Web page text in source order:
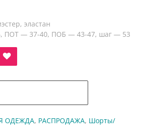
руб..
5,00 руб..
эластан
ПОТ — 37-40, ПОБ — 43-47, шаг — 53
ОДЕЖДА, РАСПРОДАЖА, Шорты/